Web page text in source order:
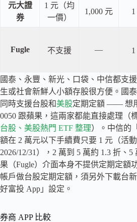
元大證
券
1 元（均
一價）
1,000 元
Fugle 不支援 —
國泰、永豐、新光、口袋、中信都支
生或社會新鮮人小額存股很方便。國
同時支援台股和美股定期定額 —— 想
0050 跟蘋果，這兩家都能直接處理（
台股、美股熱門 ETF 整理）。中信的
額在 2 萬元以下手續費只要 1 元（活
2026/12/31），2 萬到 5 萬約 1.3 折、5
果（Fugle）介面本身不提供定期定額
帳戶做台股定期定額，須另外下載台
好富投 App」設定。
券商 APP 比較